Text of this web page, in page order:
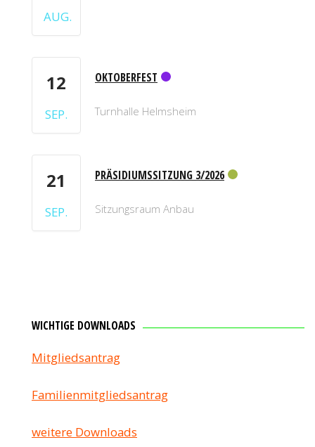
AUG.
12
SEP.
OKTOBERFEST
Turnhalle Helmsheim
21
SEP.
PRÄSIDIUMSSITZUNG 3/2026
Sitzungsraum Anbau
WICHTIGE DOWNLOADS
Mitgliedsantrag
Familienmitgliedsantrag
weitere Downloads